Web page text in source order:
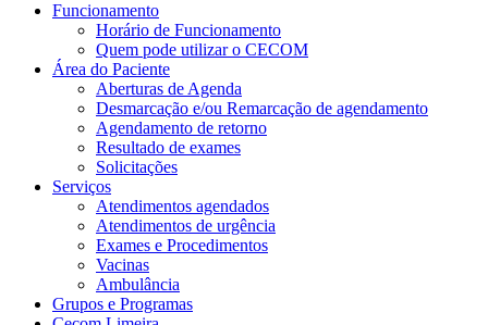
Funcionamento
Horário de Funcionamento
Quem pode utilizar o CECOM
Área do Paciente
Aberturas de Agenda
Desmarcação e/ou Remarcação de agendamento
Agendamento de retorno
Resultado de exames
Solicitações
Serviços
Atendimentos agendados
Atendimentos de urgência
Exames e Procedimentos
Vacinas
Ambulância
Grupos e Programas